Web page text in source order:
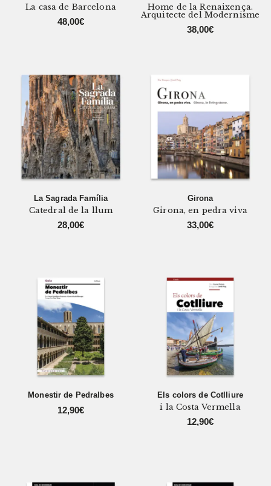
La casa de Barcelona
48,00€
Home de la Renaixença.
Arquitecte del Modernisme
38,00€
La Sagrada Família
Catedral de la llum
28,00€
Girona
Girona, en pedra viva
33,00€
Monestir de Pedralbes
12,90€
Els colors de Cotlliure
i la Costa Vermella
12,90€